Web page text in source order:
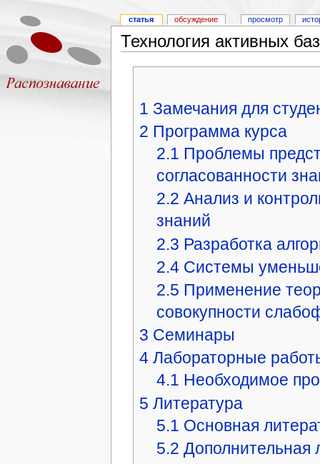
Технология активных
1 Замечания для
2 Программа курса
2.1 Проблемы
согласованности
2.2 Анализ и
знаний
2.3 Разработка
2.4 Системы
2.5 Применение
совокупности
3 Семинары
4 Лабораторные
4.1 Необходимое
5 Литература
5.1 Основная
5.2 Дополнительная
статья обсуждение просмотр